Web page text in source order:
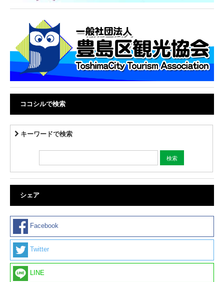
ココシルで検索
キーワードで検索
シェア
Facebook
Twitter
LINE